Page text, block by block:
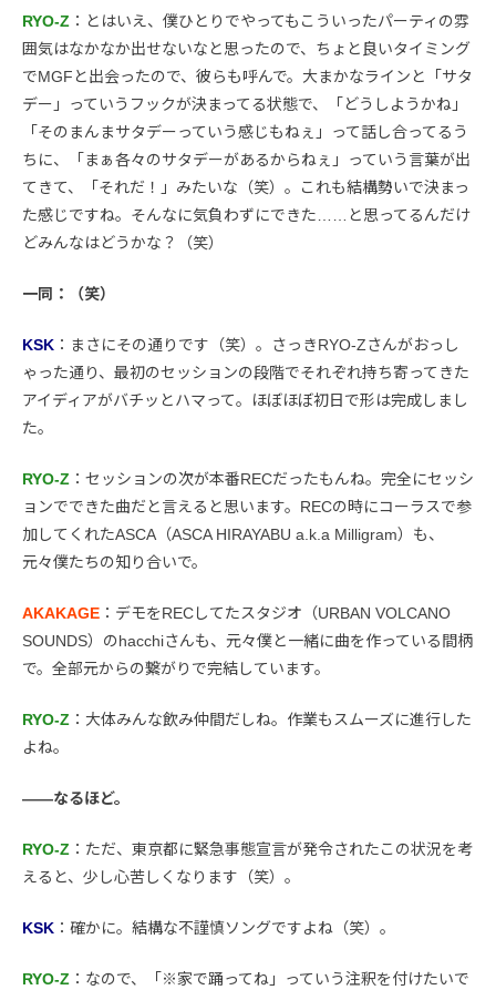
RYO-Z ：とはいえ、僕ひとりでやってもこういったパーティの雰
囲気はなかなか出せないなと思ったので、ちょと良いタイミング
でMGFと出会ったので、彼らも呼んで。大まかなラインと「サタ
デー」っていうフックが決まってる状態で、「どうしようかね」
「そのまんまサタデーっていう感じもねぇ」って話し合ってるう
ちに、「まぁ各々のサタデーがあるからねぇ」っていう言葉が出
てきて、「それだ！」みたいな（笑）。これも結構勢いで決まっ
た感じですね。そんなに気負わずにできた……と思ってるんだけ
どみんなはどうかな？（笑）
一同：（笑）
KSK ：まさにその通りです（笑）。さっきRYO-Zさんがおっし
ゃった通り、最初のセッションの段階でそれぞれ持ち寄ってきた
アイディアがバチッとハマって。ほぼほぼ初日で形は完成しまし
た。
RYO-Z ：セッションの次が本番RECだったもんね。完全にセッシ
ョンでできた曲だと言えると思います。RECの時にコーラスで参
加してくれたASCA（ASCA HIRAYABU a.k.a Milligram）も、
元々僕たちの知り合いで。
AKAKAGE ：デモをRECしてたスタジオ（URBAN VOLCANO
SOUNDS）のhacchiさんも、元々僕と一緒に曲を作っている間柄
で。全部元からの繋がりで完結しています。
RYO-Z ：大体みんな飲み仲間だしね。作業もスムーズに進行した
よね。
――なるほど。
RYO-Z ：ただ、東京都に緊急事態宣言が発令されたこの状況を考
えると、少し心苦しくなります（笑）。
KSK ：確かに。結構な不謹慎ソングですよね（笑）。
RYO-Z ：なので、「※家で踊ってね」っていう注釈を付けたいで